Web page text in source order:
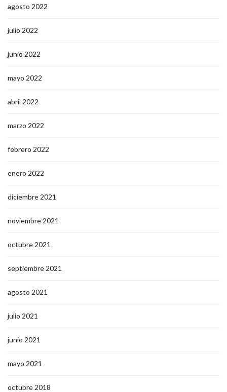
agosto 2022
julio 2022
junio 2022
mayo 2022
abril 2022
marzo 2022
febrero 2022
enero 2022
diciembre 2021
noviembre 2021
octubre 2021
septiembre 2021
agosto 2021
julio 2021
junio 2021
mayo 2021
octubre 2018